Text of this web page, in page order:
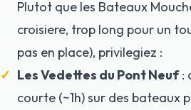
Plutot que les Bateaux
croisiere, trop long pour un
pas en place), privilegiez :
Les Vedettes du Pont Neuf:
courte (~1h) sur des bateaux